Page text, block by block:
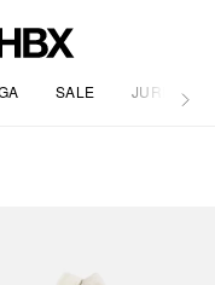
SALE JURNAL